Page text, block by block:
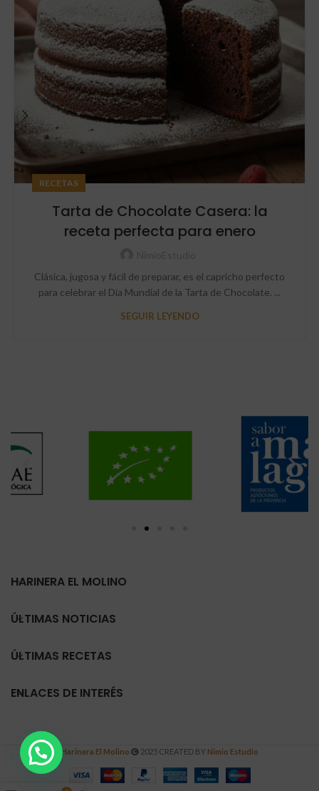
RECETAS
Tarta de Chocolate Casera: la
receta perfecta para enero
Clásica, jugosa y fácil de preparar, es el capricho perfecto
para celebrar el Día Mundial de la Tarta de Chocolate. ...
SEGUIR LEYENDO
HARINERA EL MOLINO
ÚLTIMAS NOTICIAS
ÚLTIMAS RECETAS
ENLACES DE INTERÉS
Harinera El Molino 2025 CREATED BY Nimio Estudio